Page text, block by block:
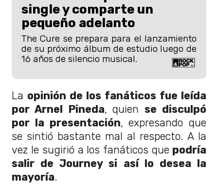
single y comparte un
pequeño adelanto
The Cure se prepara para el lanzamiento
de su próximo álbum de estudio luego de
16 años de silencio musical.
La opinión de los fanáticos fue leída
por Arnel Pineda, quiense disculpó
por la presentación, expresando que
se sintió bastante mal al respecto. A la
vez le sugirió a los fanáticos que podría
salir de Journey si así lo desea la
mayoría.